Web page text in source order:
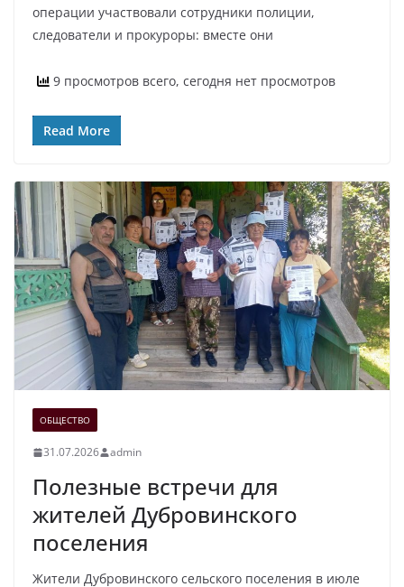
операции участвовали сотрудники полиции,
следователи и прокуроры: вместе они
9 просмотров всего, сегодня нет просмотров
Read More
ОБЩЕСТВО
31.07.2026 admin
Полезные встречи для
жителей Дубровинского
поселения
Жители Дубровинского сельского поселения в июле